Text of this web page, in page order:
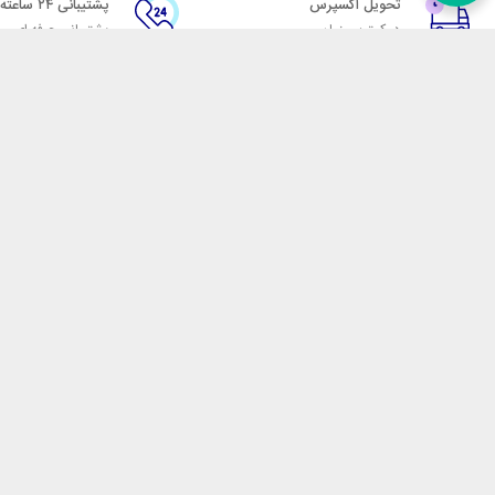
تحویل اکسپرس
در کمترین زمان
پشتیبانی ۲۴ ساعته
پشتیبانی حرفه ای